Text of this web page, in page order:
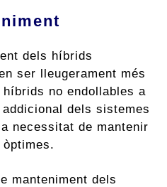
dels híbrids
ser lleugerament més
no endollables a
dels sistemes
necessitat de mantenir
manteniment dels